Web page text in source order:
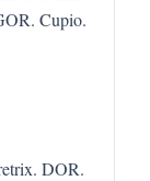
Cupio.
DOR.